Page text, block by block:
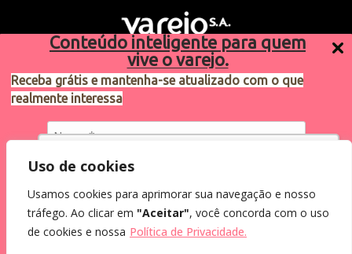
Conteúdo inteligente para quem
vive o varejo.
Receba grátis e mantenha-se atualizado com o que
realmente interessa
Eu concordo em receber comunicações.
Ao informar meus dados, eu concordo com a
Utilizamos cookies para oferecer melhor
como você interage em nosso site e
personalizar conteúdo.
Uso de cookies
Usamos cookies para aprimorar sua navegação e nosso
tráfego. Ao clicar em "Aceitar", você concorda com o uso
de cookies e nossa Política de Privacidade.
Sugestões de pauta
varejosa@cndl.org.br
2024®. Todos os direitos reservados.